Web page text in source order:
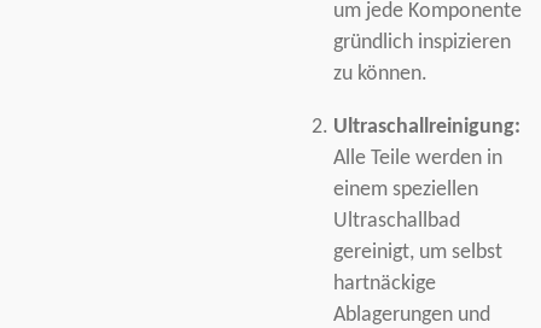
um jede Komponente
gründlich inspizieren
zu können.
Ultraschallreinigung:
Alle Teile werden in
einem speziellen
Ultraschallbad
gereinigt, um selbst
hartnäckige
Ablagerungen und